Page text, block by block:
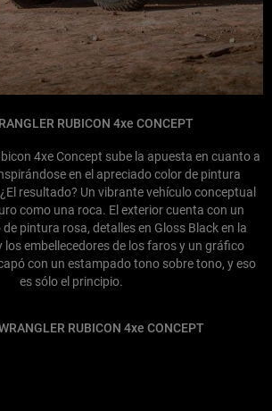
RUBICON 4xe CONCEPT
4xe Concept sube la apuesta en cuanto a
en el apreciado color de pintura
resultado? Un vibrante vehículo conceptual
como una roca. El exterior cuenta con un
pintura rosa, detalles en Gloss Black en la
los embellecedores de los faros y un gráfico
con un estampado tono sobre tono, y eso
es sólo el principio.
RUBICON 4xe CONCEPT